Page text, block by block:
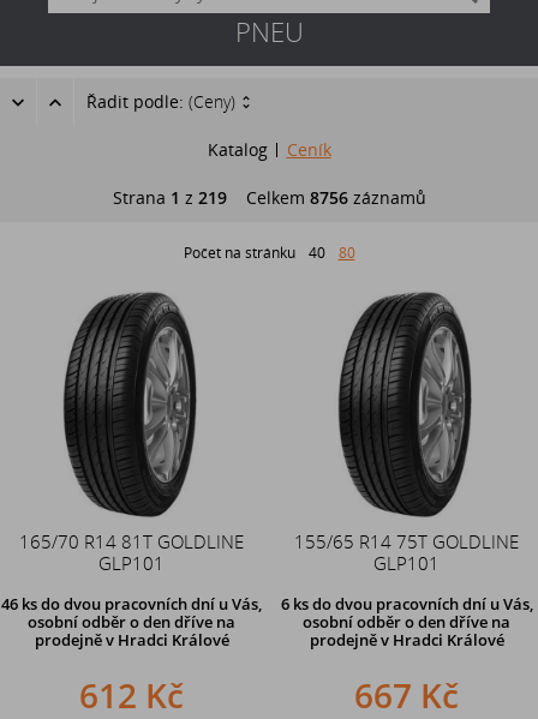
PNEU
Řadit podle: (Ceny)
Katalog Ceník
Strana 1 z 219Celkem 8756záznamů
Počet na stránku 40 80
165/70 R14 81T GOLDLINE
GLP101
46 ksdo dvou pracovních dní u Vás,
osobní odběr o den dříve na
prodejně v Hradci Králové
612 Kč
155/65 R14 75T GOLDLINE
GLP101
6 ks do dvou pracovních dní u Vás,
osobní odběr o den dříve na
prodejně v Hradci Králové
667 Kč